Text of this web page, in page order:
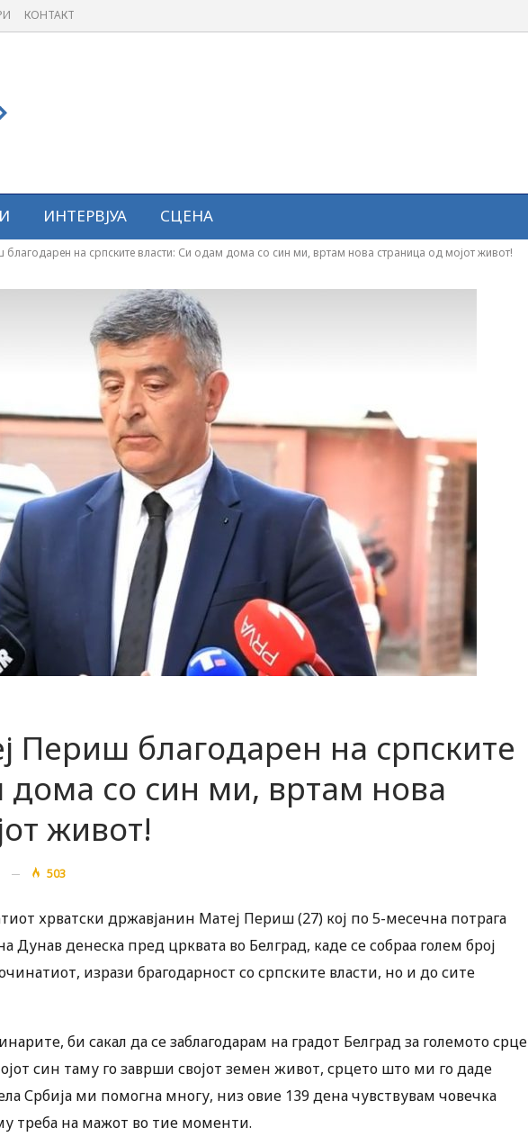
КОНТАКТ
ИНТЕРВЈУА СЦЕНА
благодарен на српските власти: Си одам дома со син ми, вртам нова страница од мојот живот!
Периш благодарен на српските
дома со син ми, вртам нова
живот!
503
хрватски државјанин Матеј Периш (27) кој по 5-месечна потрага
денеска пред црквата во Белград, каде се собраа голем број
изрази брагодарност со српските власти, но и до сите
би сакал да се заблагодарам на градот Белград за големото срце
син таму го заврши својот земен живот, срцето што ми го даде
Србија ми помогна многу, низ овие 139 дена чувствувам човечка
треба на мажот во тие моменти.